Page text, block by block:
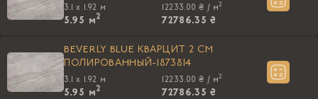
3.1 x 1.92 м
5.95 м2
12233.00 ₴ / м2
72786.35 ₴
BEVERLY BLUE КВАРЦИТ 2 CM
ПОЛИРОВАННЫЙ-1873814
3.1 x 1.92 м
5.95 м2
12233.00 ₴ / м2
72786.35 ₴